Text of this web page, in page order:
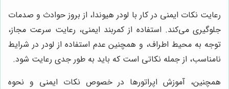
رعایت نکات ایمنی در کار با لودر هیوندا، از بروز حوادث و صدمات
جلوگیری می‌کند. استفاده از کمربند ایمنی، رعایت سرعت مجاز،
توجه به محیط اطراف، و همچنین عدم استفاده از لودر در شرایط
نامناسب، از جمله نکاتی است که باید به طور جدی رعایت شود.
همچنین، آموزش اپراتورها در خصوص نکات ایمنی و نحوه